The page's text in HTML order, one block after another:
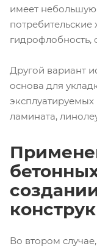
имеет небольшую
потребительские
гидрофлобность,
Другой вариант
основа для
эксплуатируемых
ламината,
Во втором